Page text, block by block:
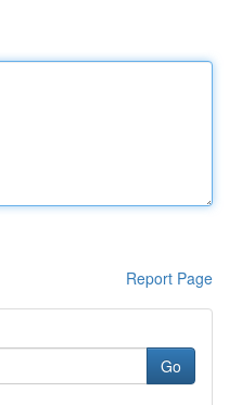
Report Page
Go